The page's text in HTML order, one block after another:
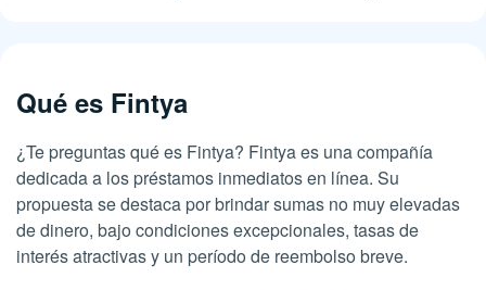
Qué es Fintya
¿Te preguntas qué es Fintya? Fintya es una compañía
dedicada a los préstamos inmediatos en línea. Su
propuesta se destaca por brindar sumas no muy elevadas
de dinero, bajo condiciones excepcionales, tasas de
interés atractivas y un período de reembolso breve.